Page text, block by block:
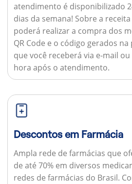
atendimento é disponibilizado
dias da semana! Sobre a
poderá realizar a compra dos
QR Code e o código gerados
que você receberá via e-mail ou
hora após o atendimento.
Descontos em Farmácia
Ampla rede de farmácias que
de até 70% em diversos
redes de farmácias do Brasil.